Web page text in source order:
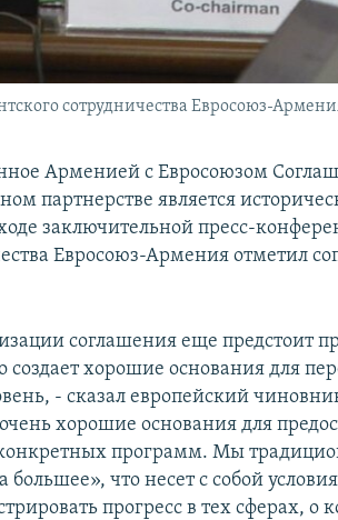
сотрудничества Евросоюз-
Арменией с Евросоюзом
партнерстве является
заключительной пресс-
Евросоюз-Армения отметил
соглашения еще предстоит
создает хорошие основания для
- сказал европейский
хорошие основания для
программ. Мы
большее», что несет с собой
прогресс в тех сферах,